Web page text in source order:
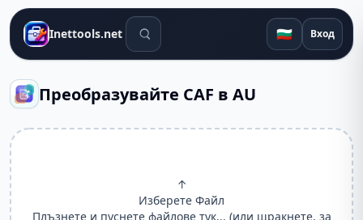
Inettools.net Инструменти за търсене🇧🇬 Вход
Преобразувайте CAF в AU
↑
Изберете Файл
Плъзнете и пуснете файлове тук... (или щракнете, за